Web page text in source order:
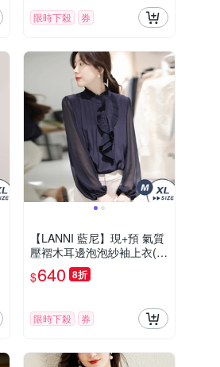
限時下殺 券
【LANNI 藍尼】現+預 氣質
壓褶木耳邊泡泡紗袖上衣(春
夏/長袖/舒適質感/通勤)
$640 8折
限時下殺 券